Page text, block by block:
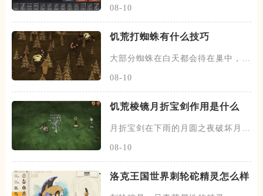
08-10
饥荒打蜘蛛有什么技巧
大部分蜘蛛在白天都会待在巢中，在
08-10
饥荒棱镜月折宝剑作用是什么
月折宝剑在下雨的月圆之夜破坏月的
08-10
洛克王国世界刺轮砣精灵怎么样